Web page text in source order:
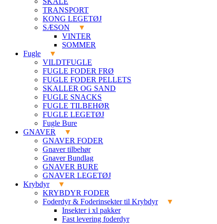
TRANSPORT
KONG LEGETØJ
SÆSON
VINTER
SOMMER
Fugle
VILDTFUGLE
FUGLE FODER FRØ
FUGLE FODER PELLETS
SKALLER OG SAND
FUGLE SNACKS
FUGLE TILBEHØR
FUGLE LEGETØJ
Fugle Bure
GNAVER
GNAVER FODER
Gnaver tilbehør
Gnaver Bundlag
GNAVER BURE
GNAVER LEGETØJ
Krybdyr
KRYBDYR FODER
Foderdyr & Foderinsekter til Krybdyr
Insekter i xl pakker
Fast levering foderdyr